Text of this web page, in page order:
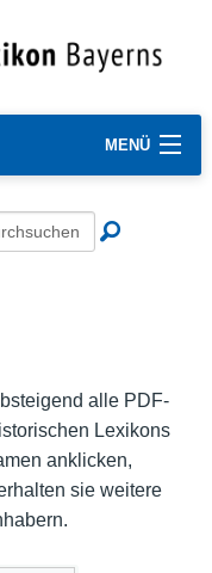
MENÜ
alle PDF-
Lexikons
anklicken,
sie weitere